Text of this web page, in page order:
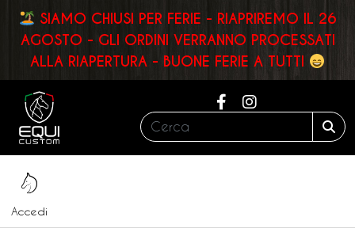
SIAMO CHIUSI PER FERIE - RIAPRIREMO IL 26
AGOSTO - GLI ORDINI VERRANNO PROCESSATI
ALLA RIAPERTURA - BUONE FERIE A TUTTI
Cerca:
Accedi